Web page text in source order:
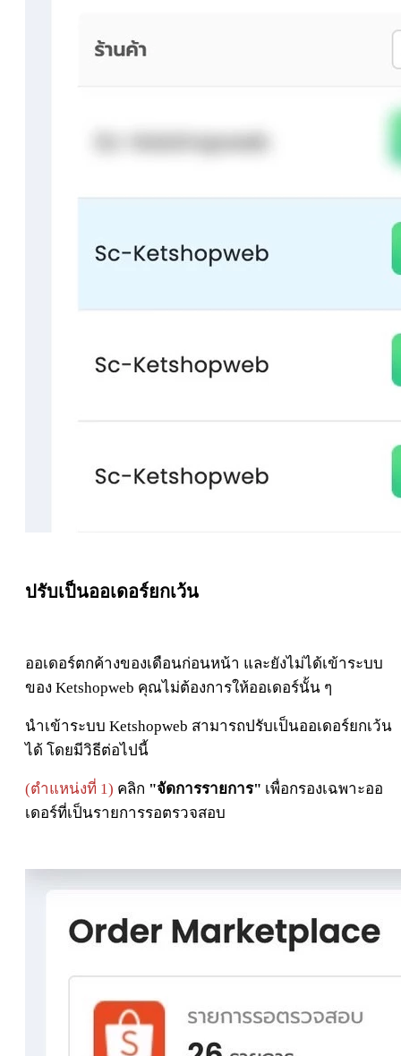
ปรับเป็นออเดอร์ยกเว้น
ออเดอร์ตกค้างของเดือนก่อนหน้า และยังไม่ได้เข้าระบบ
ของ Ketshopweb คุณไม่ต้องการให้ออเดอร์นั้น ๆ
นำเข้าระบบ Ketshopweb สามารถปรับเป็นออเดอร์ยกเว้น
ได้ โดยมีวิธีต่อไปนี้
(ตำแหน่งที่ 1) คลิก "จัดการรายการ" เพื่อกรองเฉพาะออ
เดอร์ที่เป็นรายการรอตรวจสอบ